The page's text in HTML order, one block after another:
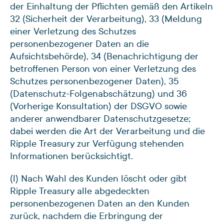
der Einhaltung der Pflichten gemäß den Artikeln
32 (Sicherheit der Verarbeitung), 33 (Meldung
einer Verletzung des Schutzes
personenbezogener Daten an die
Aufsichtsbehörde), 34 (Benachrichtigung der
betroffenen Person von einer Verletzung des
Schutzes personenbezogener Daten), 35
(Datenschutz-Folgenabschätzung) und 36
(Vorherige Konsultation) der DSGVO sowie
anderer anwendbarer Datenschutzgesetze;
dabei werden die Art der Verarbeitung und die
Ripple Treasury zur Verfügung stehenden
Informationen berücksichtigt.
(l) Nach Wahl des Kunden löscht oder gibt
Ripple Treasury alle abgedeckten
personenbezogenen Daten an den Kunden
zurück, nachdem die Erbringung der